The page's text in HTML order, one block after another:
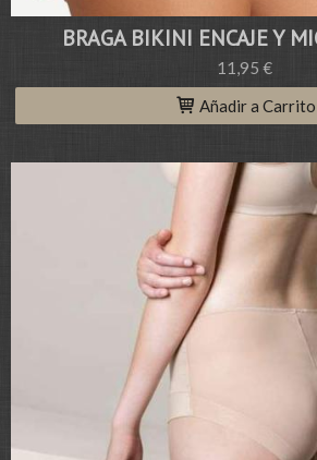
BRAGA BIKINI ENCAJE Y
11,95 €
Añadir a Carrito